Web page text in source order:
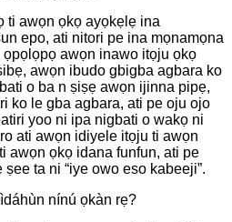
ti awọn ọkọ ayọkẹlẹ ina
epo, ati nitori pe ina mọnamọna
awọn inawo itọju ọkọ
awọn ibudo gbigba agbara ko
o ba n ṣiṣẹ awọn ijinna pipẹ,
ko le gba agbara, ati pe oju ojo
yoo ni ipa nigbati o wakọ ni
ati awọn idiyele itọju ti awọn
awọn ọkọ idana funfun, ati pe
ta ni “iye owo eso kabeeji”.
nínú ọkàn rẹ?